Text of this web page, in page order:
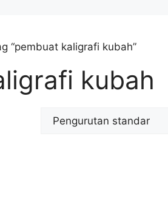
“pembuat kaligrafi kubah”
kubah